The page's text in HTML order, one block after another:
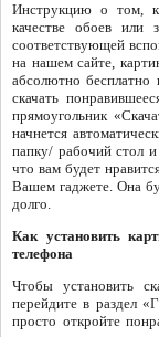
Инструкцию о том,
качестве обоев или
соответствующей
на нашем сайте,
абсолютно
скачать
прямоугольник
начнется
папку/ рабочий стол
что вам будет
Вашем гаджете. Она
долго.
Как установить
телефона
Чтобы установить
перейдите в раздел
просто откройте